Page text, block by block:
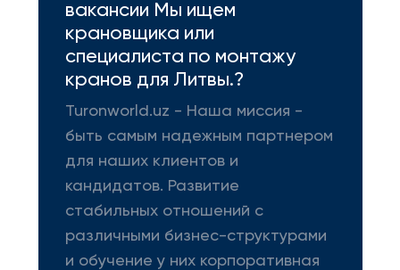
вакансии Мы ищем
крановщика или
специалиста по монтажу
кранов для Литвы.?
Turonworld.uz - Наша миссия -
быть самым надежным партнером
для наших клиентов и
кандидатов. Развитие
стабильных отношений с
различными бизнес-структурами
и обучение у них корпоративная